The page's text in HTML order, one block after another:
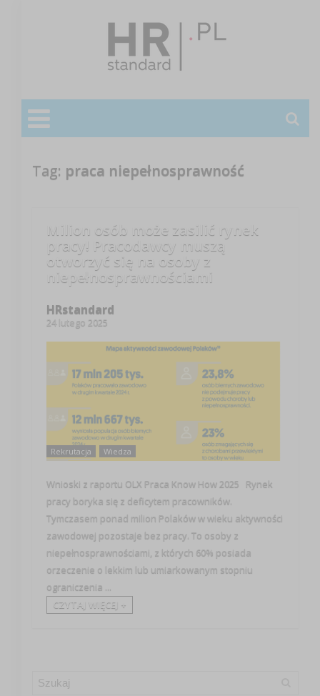
Tag: praca niepełnosprawność
Milion osób może zasilić rynek
pracy! Pracodawcy muszą
otworzyć się na osoby z
niepełnosprawnościami
HRstandard
24 lutego 2025
Rekrutacja Wiedza
Wnioski z raportu OLX Praca Know How 2025 Rynek
pracy boryka się z deficytem pracowników.
Tymczasem ponad milion Polaków w wieku aktywności
zawodowej pozostaje bez pracy. To osoby z
niepełnosprawnościami, z których 60% posiada
orzeczenie o lekkim lub umiarkowanym stopniu
ograniczenia ...
CZYTAJ WIĘCEJ +